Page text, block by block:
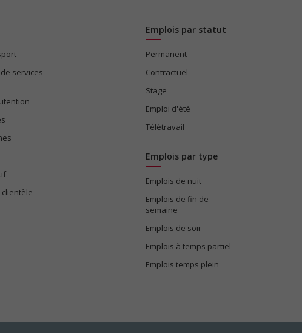
services
Emplois par statut
Permanent
Contractuel
Stage
Emploi d'été
Télétravail
Emplois par type
Emplois de nuit
Emplois de fin de
semaine
Emplois de soir
Emplois à temps partiel
Emplois temps plein